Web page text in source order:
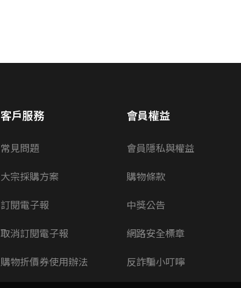
客戶服務
常見問題
大宗採購方案
訂閱電子報
取消訂閱電子報
購物折價券使用辦法
會員權益
會員隱私與權益
購物條款
中獎公告
網路安全標章
反詐騙小叮嚀